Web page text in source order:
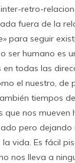
retro-
fuera de la
para seguir
ser humano es
en todas las
el nuestro, de
tiempos
que nos mueven
pero dejando
la vida. Es fácil
nos lleva a